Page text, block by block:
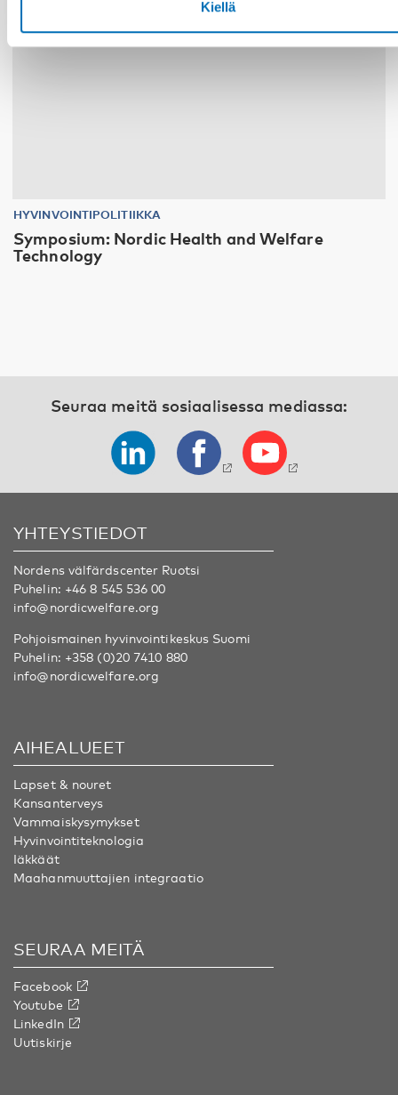
Kiellä
HYVINVOINTIPOLITIIKKA
Symposium: Nordic Health and Welfare
Technology
Seuraa meitä sosiaalisessa mediassa:
YHTEYSTIEDOT
Nordens välfärdscenter Ruotsi
Puhelin: +46 8 545 536 00
info@nordicwelfare.org
Pohjoismainen hyvinvointikeskus Suomi
Puhelin: +358 (0)20 7410 880
info@nordicwelfare.org
AIHEALUEET
Lapset & nouret
Kansanterveys
Vammaiskysymykset
Hyvinvointiteknologia
Iäkkäät
Maahanmuuttajien integraatio
SEURAA MEITÄ
Facebook
Youtube
LinkedIn
Uutiskirje